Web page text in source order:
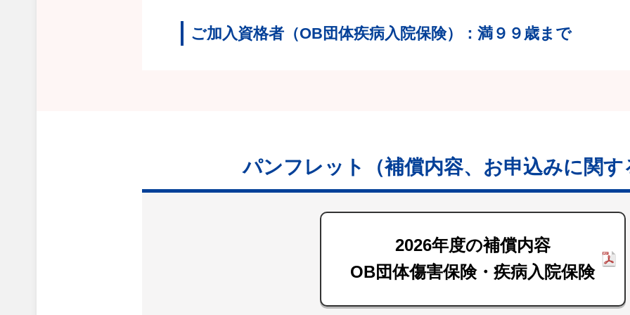
ご加入資格者（OB団体疾病入院保険） ：満９９歳まで
パンフレット （補償内容、お申込みに関
2026年度の補償内容
OB団体傷害保険・疾病入院保険